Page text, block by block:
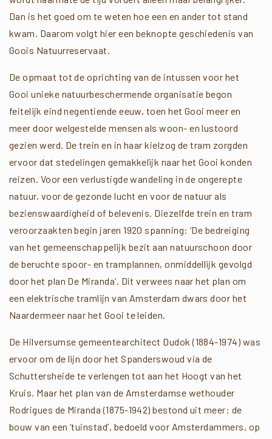
Dan is het goed om te weten hoe een en ander tot stand
kwam. Daarom volgt hier een beknopte geschiedenis van
Goois Natuurreservaat.
De opmaat tot de oprichting van de intussen voor het
Gooi unieke natuurbeschermende organisatie begon
feitelijk eind negentiende eeuw, toen het Gooi meer en
meer door welgestelde mensen als woon- en lustoord
gezien werd. De trein en in haar kielzog de tram zorgden
ervoor dat stedelingen gemakkelijk naar het Gooi konden
reizen. Voor een verlustigde wandeling in de ongerepte
natuur, voor de gezonde lucht en voor de natuur als
bezienswaardigheid of belevenis. Diezelfde trein en tram
veroorzaakten begin jaren 1920 spanning: ‘De bedreiging
van het gemeenschappelijk bezit aan natuurschoon door
de beruchte spoor- en tramplannen, onmiddellijk gevolgd
door het plan De Miranda’. Dit verwees naar het plan om
een elektrische tramlijn van Amsterdam dwars door het
Naardermeer naar het Gooi te leiden.
De Hilversumse gemeentearchitect Dudok (1884-1974) was
ervoor om de lijn door het Spanderswoud via de
Schuttersheide te verlengen tot aan het Hoogt van het
Kruis. Maar het plan van de Amsterdamse wethouder
Rodrigues de Miranda (1875-1942) bestond uit meer: de
bouw van een ‘tuinstad’, bedoeld voor Amsterdammers, op